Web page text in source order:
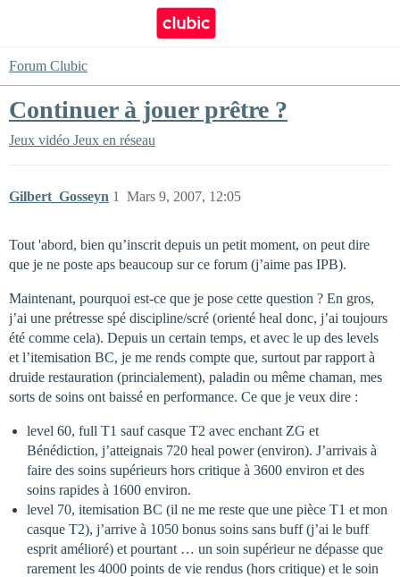
Forum Clubic
Continuer à jouer prêtre ?
Jeux vidéo Jeux en réseau
Gilbert_Gosseyn Mars 9, 2007, 12:05
1
Tout 'abord, bien qu’inscrit depuis un petit moment, on peut dire
que je ne poste aps beaucoup sur ce forum (j’aime pas IPB).
Maintenant, pourquoi est-ce que je pose cette question ? En gros,
j’ai une prétresse spé discipline/scré (orienté heal donc, j’ai toujours
été comme cela). Depuis un certain temps, et avec le up des levels
et l’itemisation BC, je me rends compte que, surtout par rapport à
druide restauration (princialement), paladin ou même chaman, mes
sorts de soins ont baissé en performance. Ce que je veux dire :
level 60, full T1 sauf casque T2 avec enchant ZG et
Bénédiction, j’atteignais 720 heal power (environ). J’arrivais à
faire des soins supérieurs hors critique à 3600 environ et des
soins rapides à 1600 environ.
level 70, itemisation BC (il ne me reste que une pièce T1 et mon
casque T2), j’arrive à 1050 bonus soins sans buff (j’ai le buff
esprit amélioré) et pourtant … un soin supérieur ne dépasse que
rarement les 4000 points de vie rendus (hors critique) et le soin